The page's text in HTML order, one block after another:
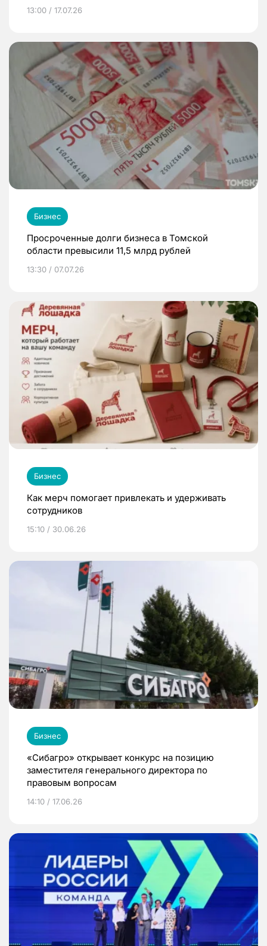
13:00 / 17.07.26
Бизнес
Просроченные долги бизнеса в Томской
области превысили 11,5 млрд рублей
13:30 / 07.07.26
Бизнес
Как мерч помогает привлекать и удерживать
сотрудников
15:10 / 30.06.26
Бизнес
«Сибагро» открывает конкурс на позицию
заместителя генерального директора по
правовым вопросам
14:10 / 17.06.26